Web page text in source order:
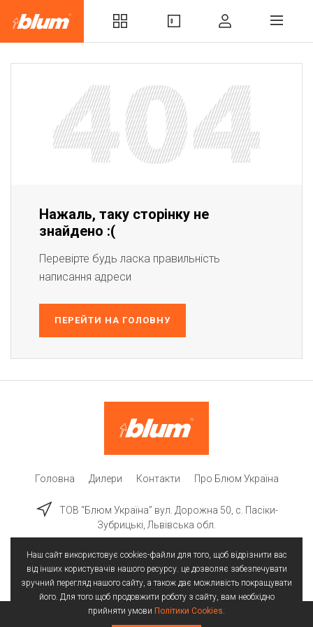
Нажаль, таку сторінку не
знайдено :(
Перевірте будь ласка правильність
написання адреси
ПЕРЕЙТИ НА ГОЛОВНУ
Головна Дилери Контакти Про Блюм Україна
ТОВ “Блюм Україна” вул. Дорожна 50, c. Пасіки-
Зубрицькі, Львівська обл.
Наш сайт використовує cookies-файли для того, щоб відрізнити вас
від інших користувачів нашого ресурсу. це дозволяє забезпечувати
зручний перегляд нашого сайту, а також дає можливість покращувати
його. Для того щоб продовжити роботу з сайту, вам необхідно
прийняти умови Політики Cookies.